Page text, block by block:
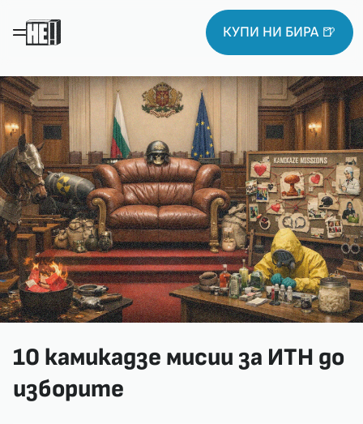
КУПИ НИ БИРА 🍺
10 камикадзе мисии за ИТН до
изборите